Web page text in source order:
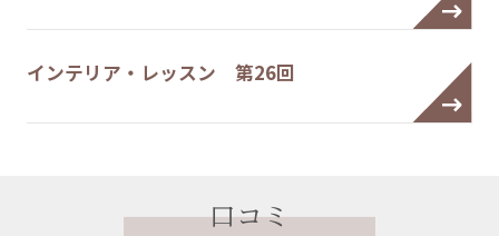
インテリア・レッスン 第26回
口コミ